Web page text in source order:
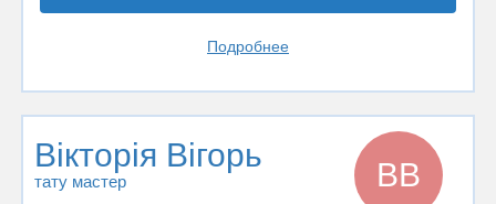
Подробнее
Вікторія Вігорь
тату мастер ВВ